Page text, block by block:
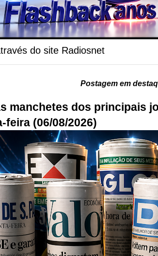
do site Radiosnet
Postagem em
manchetes dos principais
feira (06/08/2026)